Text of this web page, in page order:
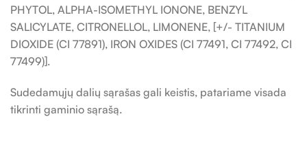
PHYTOL, ALPHA-ISOMETHYL IONONE, BENZYL
SALICYLATE, CITRONELLOL, LIMONENE, [+/- TITANIUM
DIOXIDE (CI 77891), IRON OXIDES (CI 77491, CI 77492, CI
77499)].
Sudedamųjų dalių sąrašas gali keistis, patariame visada
tikrinti gaminio sąrašą.